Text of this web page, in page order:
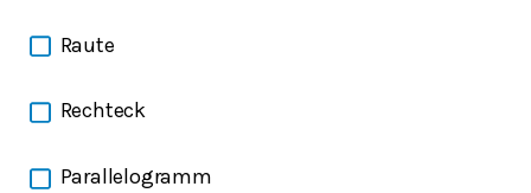
Raute
Rechteck
Parallelogramm